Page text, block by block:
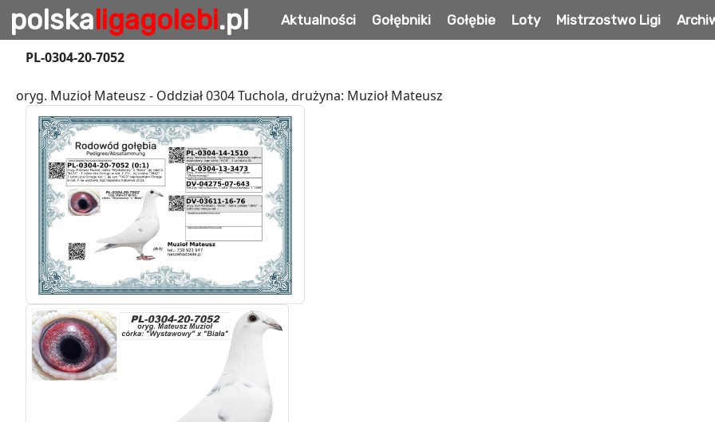
polskaligagolebi.pl Aktualności Gołębniki Gołębie Loty Mistrzostwo Ligi
PL-0304-20-7052
oryg. Muzioł Mateusz - Oddział 0304 Tuchola, drużyna: Muzioł Mateusz